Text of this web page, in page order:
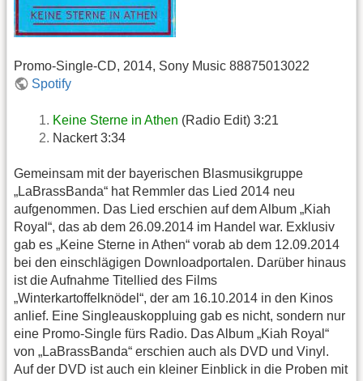
Promo-Single-CD, 2014, Sony Music 88875013022
Spotify
Keine Sterne in Athen (Radio Edit) 3:21
Nackert 3:34
Gemeinsam mit der bayerischen Blasmusikgruppe
„LaBrassBanda“ hat Remmler das Lied 2014 neu
aufgenommen. Das Lied erschien auf dem Album „Kiah
Royal“, das ab dem 26.09.2014 im Handel war. Exklusiv
gab es „Keine Sterne in Athen“ vorab ab dem 12.09.2014
bei den einschlägigen Downloadportalen. Darüber hinaus
ist die Aufnahme Titellied des Films
„Winterkartoffelknödel“, der am 16.10.2014 in den Kinos
anlief. Eine Singleauskoppluing gab es nicht, sondern nur
eine Promo-Single fürs Radio. Das Album „Kiah Royal“
von „LaBrassBanda“ erschien auch als DVD und Vinyl.
Auf der DVD ist auch ein kleiner Einblick in die Proben mit